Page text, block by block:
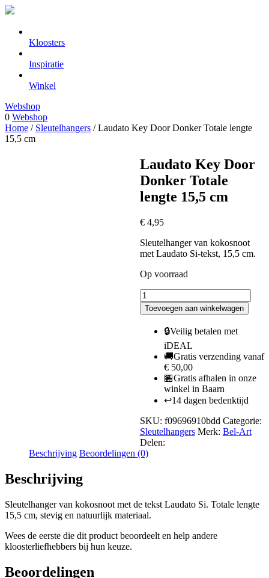
Kloosters
Inspiratie
Winkel
Webshop
0 Webshop
Home / Sleutelhangers / Laudato Key Door Donker Totale lengte
15,5 cm
Laudato Key Door
Donker Totale
lengte 15,5 cm
€4,95
Sleutelhanger van kokosnoot
met Laudato Si-tekst, 15,5 cm.
Op voorraad
Laudato
Key
Door
Donker
15,5
aantal
Toevoegen aan winkelwagen
🔒Veilig betalen met
iDEAL
🚚Gratis verzending vanaf
€ 50,00
🏪Gratis afhalen in onze
winkel in Baarn
↩️14 dagen bedenktijd
SKU: f09696910bdd Categorie:
Sleutelhangers Merk: Bel-Art
Delen:
Beschrijving Beoordelingen (0)
Beschrijving
Sleutelhanger van kokosnoot met de tekst Laudato Si. Totale lengte
15,5 cm, stevig en natuurlijk materiaal.
Wees de eerste die dit product beoordeelt en help andere
kloosterliefhebbers bij hun keuze.
Beoordelingen